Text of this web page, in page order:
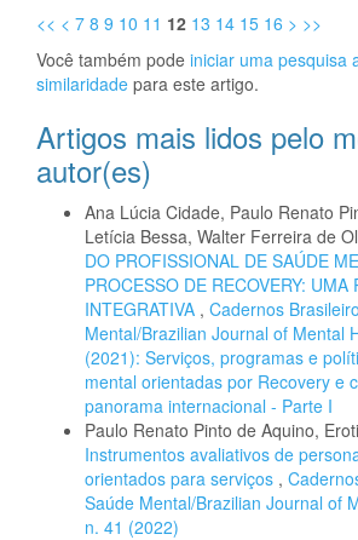
<< < 7 8 9 10 11 12 13 14 15 16 > >>
Você também pode iniciar uma pesquisa
similaridade para este artigo.
Artigos mais lidos pelo
autor(es)
Ana Lúcia Cidade, Paulo Renato
Letícia Bessa, Walter Ferreira de
DO PROFISSIONAL DE SAÚDE
PROCESSO DE RECOVERY: UMA
INTEGRATIVA , Cadernos
Mental/Brazilian Journal of Mental
(2021): Serviços, programas e
mental orientadas por Recovery e
panorama internacional - Parte I
Paulo Renato Pinto de Aquino,
Instrumentos avaliativos de
orientados para serviços ,
Saúde Mental/Brazilian Journal of
n. 41 (2022)